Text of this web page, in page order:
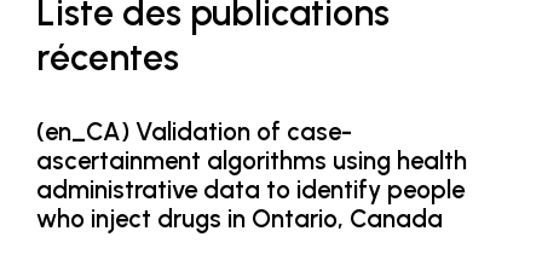
Liste des publications
récentes
(en_CA) Validation of case-
ascertainment algorithms using health
administrative data to identify people
who inject drugs in Ontario, Canada